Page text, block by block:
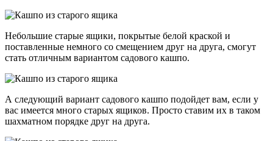
Небольшие старые ящики, покрытые белой краской и
поставленные немного со смещением друг на друга, смогут
стать отличным вариантом садового кашпо.
А следующий вариант садового кашпо подойдет вам, если у
вас имеется много старых ящиков. Просто ставим их в таком
шахматном порядке друг на друга.